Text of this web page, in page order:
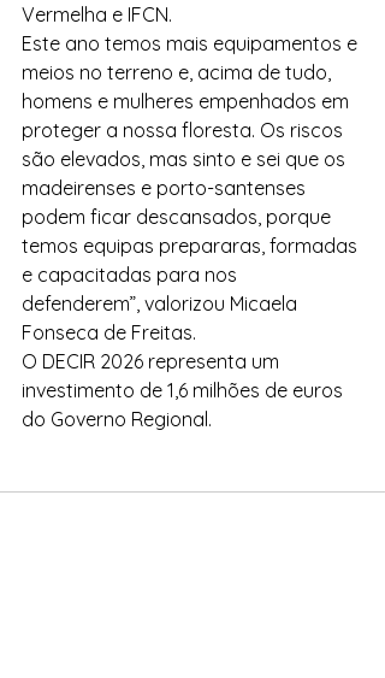
Vermelha e IFCN.
Este ano temos mais equipamentos e
meios no terreno e, acima de tudo,
homens e mulheres empenhados em
proteger a nossa floresta. Os riscos
são elevados, mas sinto e sei que os
madeirenses e porto-santenses
podem ficar descansados, porque
temos equipas prepararas, formadas
e capacitadas para nos
defenderem”, valorizou Micaela
Fonseca de Freitas.
O DECIR 2026 representa um
investimento de 1,6 milhões de euros
do Governo Regional.